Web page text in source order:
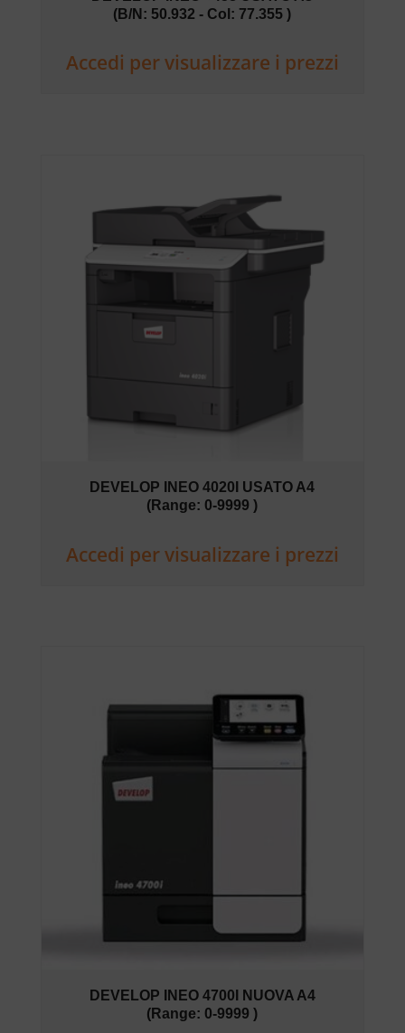
(B/N: 50.932 - Col: 77.355 )
Accedi per visualizzare i prezzi
DEVELOP INEO 4020I USATO A4
(Range: 0-9999 )
Accedi per visualizzare i prezzi
DEVELOP INEO 4700I NUOVA A4
(Range: 0-9999 )